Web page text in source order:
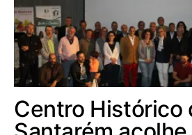
Centro Histórico